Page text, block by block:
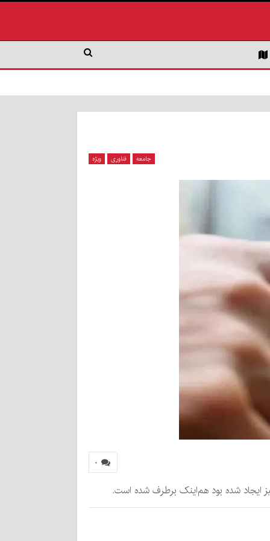
جامعه فناوری ویژه
۰
ایجاد شده بود هم‌اینک برطرف شده است.